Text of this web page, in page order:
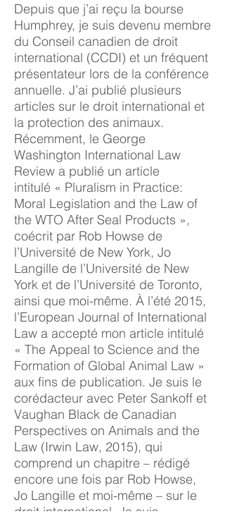
Depuis que j’ai reçu la bourse
Humphrey, je suis devenu membre
du Conseil canadien de droit
international (CCDI) et un fréquent
présentateur lors de la conférence
annuelle. J’ai publié plusieurs
articles sur le droit international et
la protection des animaux.
Récemment, le George
Washington International Law
Review a publié un article
intitulé « Pluralism in Practice:
Moral Legislation and the Law of
the WTO After Seal Products »,
coécrit par Rob Howse de
l’Université de New York, Jo
Langille de l’Université de New
York et de l’Université de Toronto,
ainsi que moi-même. À l’été 2015,
l’European Journal of International
Law a accepté mon article intitulé
« The Appeal to Science and the
Formation of Global Animal Law »
aux fins de publication. Je suis le
corédacteur avec Peter Sankoff et
Vaughan Black de Canadian
Perspectives on Animals and the
Law (Irwin Law, 2015), qui
comprend un chapitre – rédigé
encore une fois par Rob Howse,
Jo Langille et moi-même – sur le
droit international. Je suis